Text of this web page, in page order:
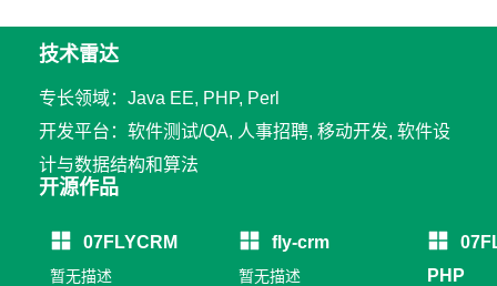
技术雷达
专长领域：Java EE, PHP, Perl
开发平台：软件测试/QA, 人事招聘, 移动开发, 软件设
计与数据结构和算法
开源作品
07FLYCRM
暂无描述
fly-crm
暂无描述
PHP